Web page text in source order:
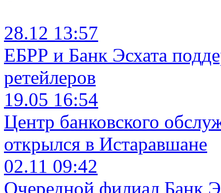
28.12 13:57
ЕБРР и Банк Эсхата
ретейлеров
19.05 16:54
Центр банковского
открылся в Истаравшане
02.11 09:42
Очередной филиал Банк